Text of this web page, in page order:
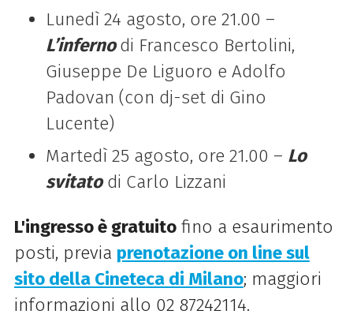
Lunedì 24 agosto, ore 21.00 –
L’infernodi Francesco Bertolini,
Giuseppe De Liguoro e Adolfo
Padovan (con dj-set di Gino
Lucente)
Martedì 25 agosto, ore 21.00 – Lo
svitatodi Carlo Lizzani
L'ingresso è gratuitofino a esaurimento
posti, previa prenotazione on line sul
sito della Cineteca di Milano; maggiori
informazioni allo 02 87242114.